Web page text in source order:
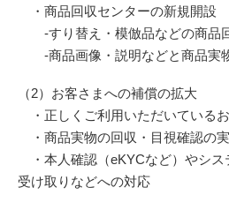
・商品回収センターの新規開設
-すり替え・模倣品などの商品
-商品画像・説明などと商品実
（2）お客さまへの補償の拡大
・正しくご利用いただいている
・商品実物の回収・目視確認の
・本人確認（eKYCなど）やシス
受け取りなどへの対応